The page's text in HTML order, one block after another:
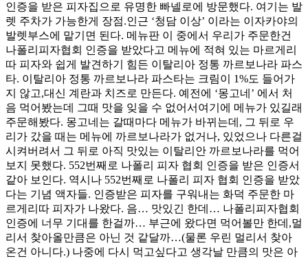
인증을 받은 피자집으로 유명한 빠넬로에 방문했다. 여기는 발
렛 주차가 가능한게 장점.인근 ‘청담 이상’ 이라는 이자카야의
발렛부스에 맡기면 된다. 메뉴판 이 중에서 우리가 주문한건
나폴리피자협회 인증을 받았다고 메뉴에 적혀 있는 마르게리
따 피자와 쉽게 발견하기 힘든 이탈리아 정통 까르보나라 파스
타. 이탈리아 정통 까르보나라 파스타는 크림이 1%도 들어가
지 않고,대신 계란과 치즈로 만든다. 예전에 ‘몽고네’ 에서 처
음 먹어봤는데 그때 맛을 잊을 수 없어서여기에 메뉴가 있길래
주문해봤다. 몽고네는 갈때마다 메뉴가 바뀌는데, 그 뒤로 우
리가 갔을 때는 메뉴에 까르보나라가 없거나, 있었으나 다른걸
시켜버려서 그 뒤로 아직 맛있는 이탈리안 까르보나라를 먹어
보지 못했다. 552번째로 나폴리 피자 협회 인증을 받은 인증서
같아 보인다. 역시나 552번째로 나폴리 피자 협회 인증을 받았
다는 기념 액자들. 인증받은 피자를 구워내는 화덕 주문한 마
르게리따 피자가 나왔다. 음… 맛있긴 한데… 나폴리피자협회
인증에 너무 기대를 한걸까… 부근에 왔다면 먹어볼만 한데,멀
리서 찾아올만큼은 아닌 것 같달까…(물론 우린 멀리서 찾아
온건 아니다.) 나중에 다시 먹고싶다고 생각날 만큼의 맛은 아